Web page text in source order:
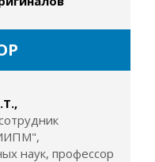
наук, профессор